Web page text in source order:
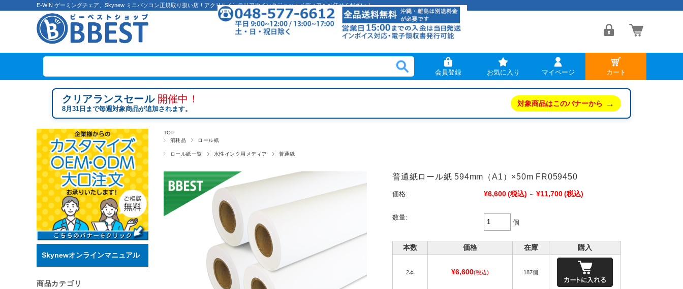
E-WIN ゲーミングチェア、Skynew ミニパソコン正規取り扱い店！アクリルインテリアやインクジェットメディアもお任せください！
会員登録 お気に入り マイページ カート
クリアランスセール 開催中！
8月31日まで毎週対象商品が追加されます。
対象商品はこのバナーから →
TOP
消耗品
ロール紙
ロール紙一覧 水性インク用メディア 普通紙
普通紙ロール紙 594mm（A1）×50m FR059450
価格: ¥6,600(税込) ～ ¥11,700(税込)
数量:
個
本数 価格 在庫 購入
2本 ¥6,600(税込) 187個
Skynewオンラインマニュアル
商品カテゴリ